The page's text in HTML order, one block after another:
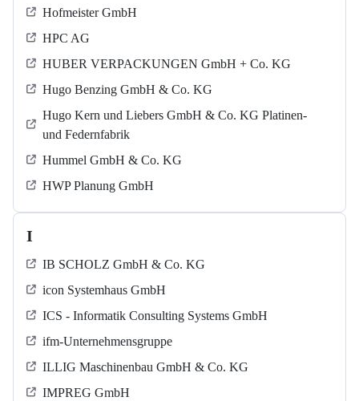
Hofmeister GmbH
HPC AG
HUBER VERPACKUNGEN GmbH + Co. KG
Hugo Benzing GmbH & Co. KG
Hugo Kern und Liebers GmbH & Co. KG Platinen-
und Federnfabrik
Hummel GmbH & Co. KG
HWP Planung GmbH
I
IB SCHOLZ GmbH & Co. KG
icon Systemhaus GmbH
ICS - Informatik Consulting Systems GmbH
ifm-Unternehmensgruppe
ILLIG Maschinenbau GmbH & Co. KG
IMPREG GmbH